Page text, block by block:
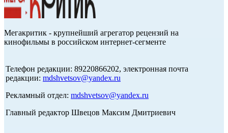
Мегакритик - крупнейший агрегатор рецензий на
кинофильмы в российском интернет-сегменте
Телефон редакции: 89220866202, электронная почта
редакции: mdshvetsov@yandex.ru
Рекламный отдел: mdshvetsov@yandex.ru
Главный редактор Швецов Максим Дмитриевич